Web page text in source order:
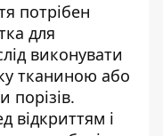
потрібен
для
виконувати
тканиною або
відкриттям і